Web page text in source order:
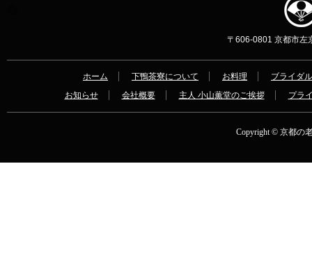
〒606-0801 京都市左
ホーム 下鴨茶寮について お料理
ブライダル
お知らせ
会社概要 主人 小山薫堂のご挨拶 プラ
Copyright © 京都の